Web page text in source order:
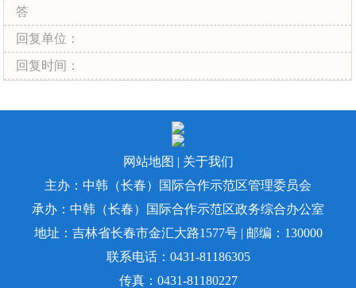
答
回复单位：
回复时间：
网站地图
关于我们
主办：中韩（长春）国际合作示范区管理委员会
承办：中韩（长春）国际合作示范区政务综合办公室
地址：吉林省长春市金汇大路1577号 | 邮编：130000
联系电话：0431-81186305
传真：0431-81180227